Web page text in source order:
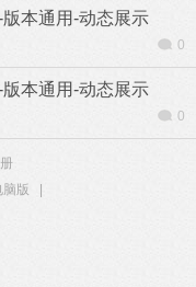
本通用-动态展示
0
本通用-动态展示
0
脑版